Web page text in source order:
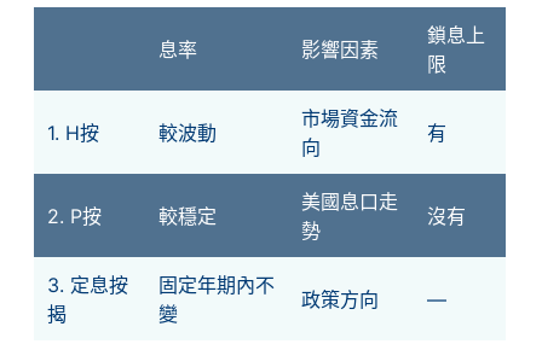
息率 影響因素
鎖息上
限
1. H按 較波動
市場資金流
向
有
2. P按 較穩定
美國息口走
勢
沒有
3. 定息按
揭
固定年期內不
變
政策方向 —